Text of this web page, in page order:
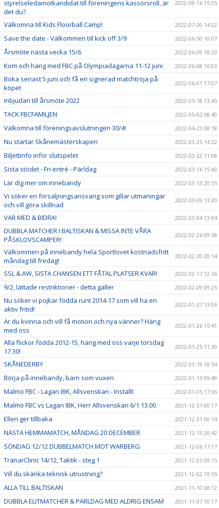
styrelseledamotkandidat till föreningens kassörsroll, är
det du?
2022-08-16 15:35
Välkomna till Kids Floorball Camp! 2022-07-20 14:22
Save the date - Välkommen till kick off 3/9 2022-06-30 10:07
Årsmöte nästa vecka 15/6 2022-06-09 18:33
Kom och häng med FBC på Olympiadagarna 11-12 juni 2022-06-08 16:03
Boka senast 5 juni och få en signerad matchtröja på
köpet
2022-06-01 17:07
Inbjudan till årsmöte 2022 2022-05-18 13:45
TACK FBCFAMILJEN 2022-05-02 08:40
Välkomna till föreningsavslutningen 30/4! 2022-04-23 08:18
Nu startar Skånemästerskapen 2022-03-25 14:22
Biljettinfo inför slutspelet 2022-03-22 11:08
Sista stödet - Fri entré - Pärldag 2022-03-16 15:43
Lär dig mer om innebandy 2022-03-13 20:55
Vi söker en försäljningsansvarig som gillar utmaningar
och vill göra skillnad
2022-03-09 13:20
VAR MED & BIDRA! 2022-03-04 13:04
DUBBLA MATCHER I BALTISKAN & MISSA INTE VÅRA
PÅSKLOVSCAMPER!
2022-02-26 09:38
Välkommen på innebandy hela Sportlovet kostnadsfritt
måndag till fredag!
2022-02-20 20:14
SSL & AW, SISTA CHANSEN ETT FÅTAL PLATSER KVAR! 2022-02-17 12:36
9/2, lättade restriktioner - detta gäller 2022-02-09 09:25
Nu söker vi pojkar födda runt 2014-17 som vill ha en
aktiv fritid!
2022-01-27 13:06
Är du kvinna och vill få motion och nya vänner? Häng
med oss
2022-01-26 15:41
Alla flickor födda 2012-15, häng med oss varje torsdag
17.30!
2022-01-25 11:30
SKÅNEDERBY 2022-01-19 10:54
Börja på innebandy, barn som vuxen 2022-01-13 09:49
Malmö FBC - Lagan IBK, Allsvenskan - Inställt 2022-01-05 17:36
Malmö FBC vs Lagan IBK, Herr Allsvenskan 6/1 13:00 2021-12-31 00:17
Ellen ger tillbaka 2021-12-31 00:14
NÄSTA HEMMAMATCH, MÅNDAG 20 DECEMBER 2021-12-13 20:42
SÖNDAG 12/12 DUBBELMATCH MOT WARBERG 2021-12-06 17:17
TränarClinic 14/12, Taktik - steg 1 2021-12-05 09:15
Vill du skänka teknisk utrustning? 2021-12-02 19:55
ALLA TILL BALTISKAN 2021-11-10 08:12
DUBBLA ELITMATCHER & PÄRLDAG MED ALDRIG ENSAM 2021-11-07 10:17